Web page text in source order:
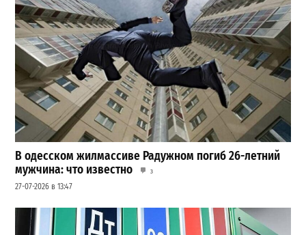
В одесском жилмассиве Радужном погиб 26-летний
мужчина: что известно
3
27-07-2026 в 13:47